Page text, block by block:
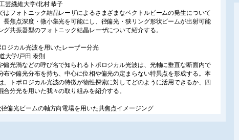
芸繊維大学/北村 恭子
はフォトニック結晶レーザによるさまざまなベクトルビームの発生について
長焦点深度・微小集光を可能にし、径偏光・狭リング形状ビームが出射可能
グ共振器型のフォトニック結晶レーザについて紹介する。
ロジカル光波を用いたレーザー分光
大学/戸田 泰則
偏光渦などの呼び名で知られるトポロジカル光波は、光軸に垂直な断面内で
布や偏光分布を持ち、中心に位相や偏光の定まらない特異点を形成する。本
、トポロジカル光波の特徴が物性探索に対してどのように活用できるか、四
合分光を用いた我々の取り組みを紹介する。
径偏光ビームの軸方向電場を用いた共焦点イメージング